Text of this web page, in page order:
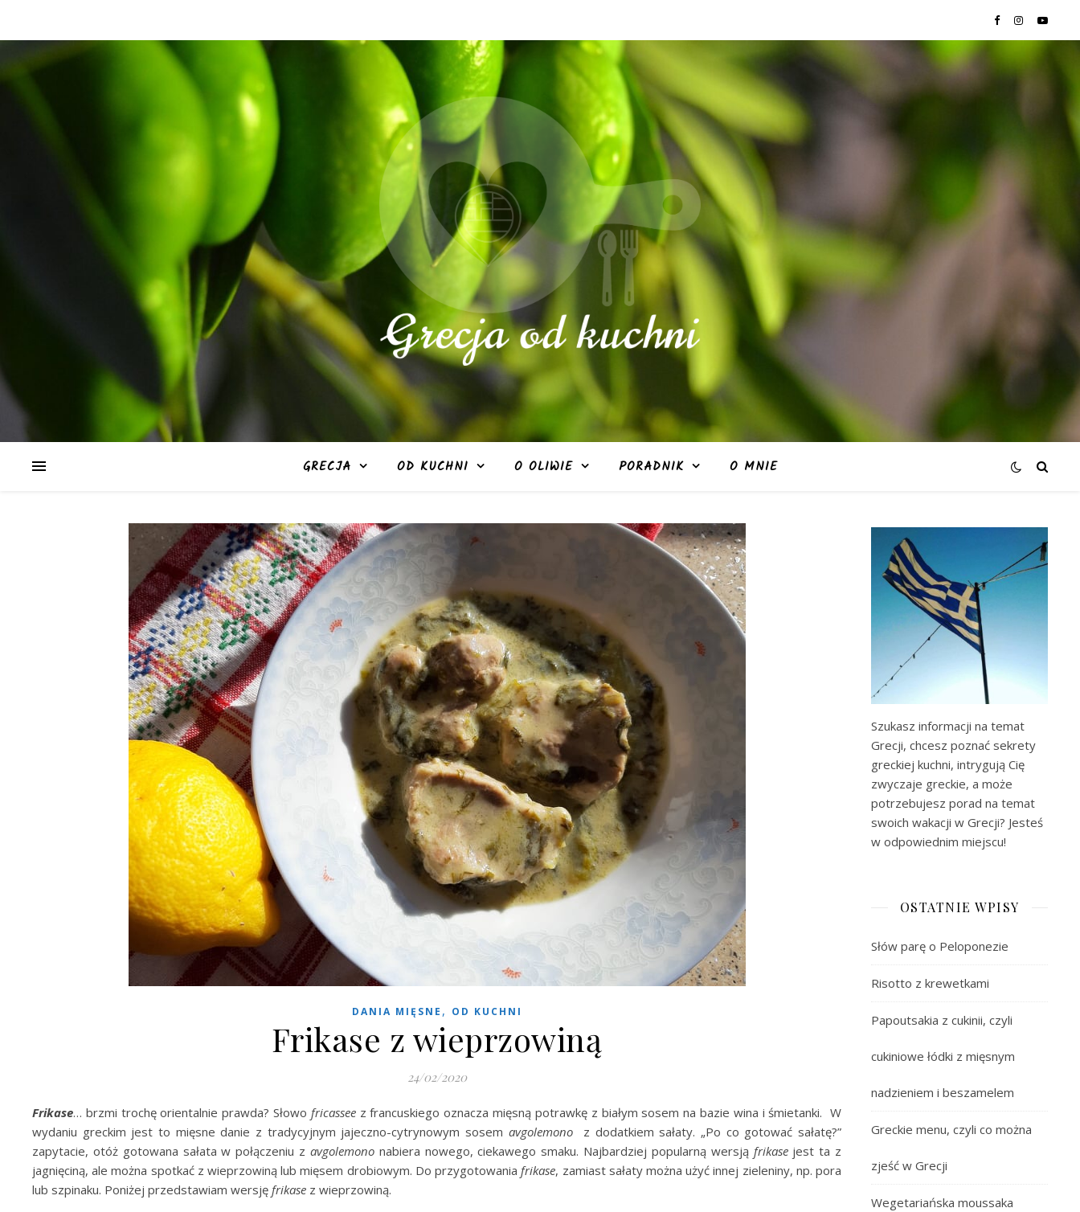
GRECJA OD KUCHNI O OLIWIE PORADNIK O MNIE
DANIA MIĘSNE , OD KUCHNI
Frikase z wieprzowiną
24/02/2020
Frikase… brzmi trochę orientalnie prawda? Słowo fricassee z francuskiego oznacza mięsną potrawkę z białym sosem na bazie wina i śmietanki. W
wydaniu greckim jest to mięsne danie z tradycyjnym jajeczno-cytrynowym sosem avgolemonoz dodatkiem sałaty. „Po co gotować sałatę?”
zapytacie, otóż gotowana sałata w połączeniu z avgolemononabiera nowego, ciekawego smaku. Najbardziej popularną wersją frikasejest ta z
jagnięciną, ale można spotkać z wieprzowiną lub mięsem drobiowym. Do przygotowaniafrikase, zamiast sałaty można użyć innej zieleniny, np. pora
lub szpinaku. Poniżej przedstawiam wersję frikase z wieprzowiną.
Szukasz informacji na temat
Grecji, chcesz poznać sekrety
greckiej kuchni, intrygują Cię
zwyczaje greckie, a może
potrzebujesz porad na temat
swoich wakacji w Grecji? Jesteś
w odpowiednim miejscu!
OSTATNIE WPISY
Słów parę o Peloponezie
Risotto z krewetkami
Papoutsakia z cukinii, czyli
cukiniowe łódki z mięsnym
nadzieniem i beszamelem
Greckie menu, czyli co można
zjeść w Grecji
Wegetariańska moussaka